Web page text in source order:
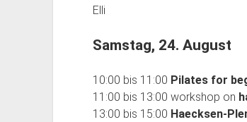
Elli
Samstag, 24. August
10:00 bis 11:00 Pilates for
11:00 bis 13:00 workshop on
13:00 bis 15:00 Haecksen-